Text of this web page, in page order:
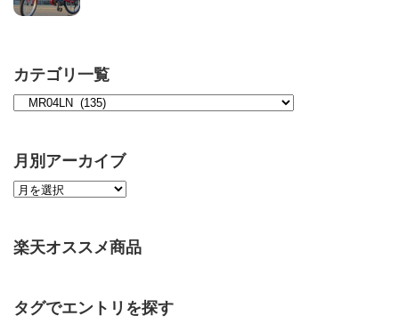
カテゴリ一覧
月別アーカイブ
楽天オススメ商品
タグでエントリを探す